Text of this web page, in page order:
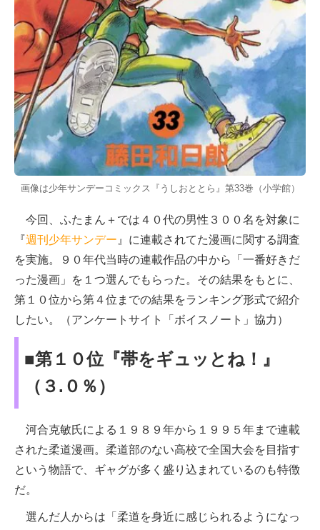
画像は少年サンデーコミックス『うしおととら』第33巻（小学館）
今回、ふたまん＋では４０代の男性３００名を対象に
『週刊少年サンデー 』に連載されてた漫画に関する調査
を実施。９０年代当時の連載作品の中から「一番好きだ
った漫画」を１つ選んでもらった。その結果をもとに、
第１０位から第４位までの結果をランキング形式で紹介
したい。（アンケートサイト「ボイスノート」協力）
■第１０位『帯をギュッとね！』
（３.０％）
河合克敏氏による１９８９年から１９９５年まで連載
された柔道漫画。柔道部のない高校で全国大会を目指す
という物語で、ギャグが多く盛り込まれているのも特徴
だ。
選んだ人からは「柔道を身近に感じられるようになっ